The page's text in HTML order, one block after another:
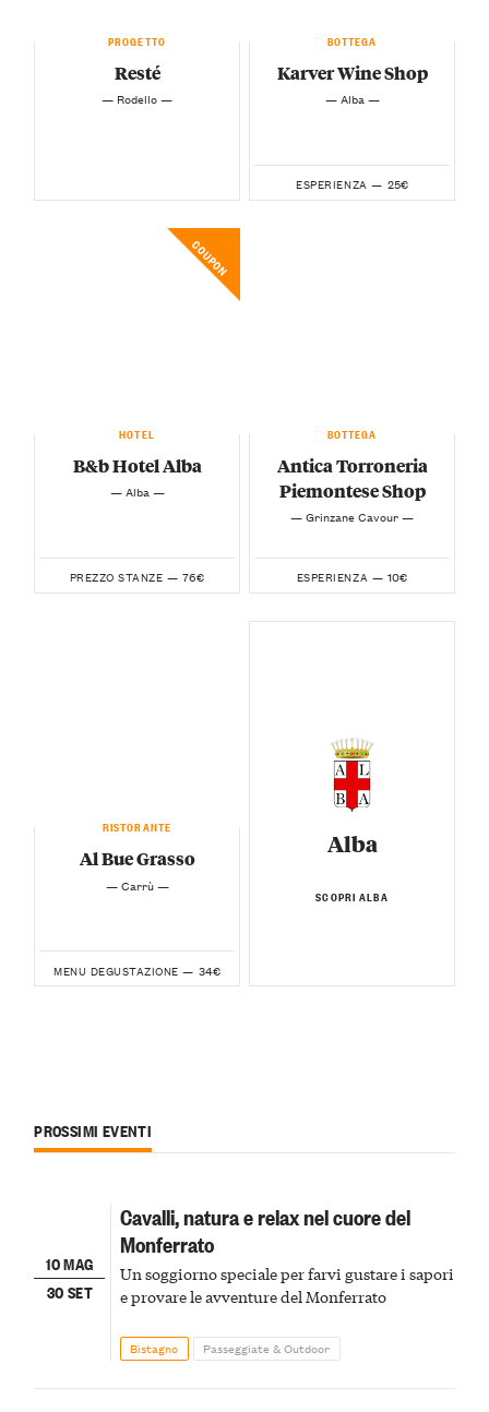
PROGETTO
Resté
— Rodello —
BOTTEGA
Karver Wine Shop
— Alba —
ESPERIENZA — 25€
COUPON
HOTEL
B&b Hotel Alba
— Alba —
PREZZO STANZE — 76€
BOTTEGA
Antica Torroneria
Piemontese Shop
— Grinzane Cavour —
ESPERIENZA — 10€
RISTORANTE
Al Bue Grasso
— Carrù —
MENU DEGUSTAZIONE — 34€
Alba
SCOPRI ALBA
PROSSIMI EVENTI
10 MAG
30 SET
Cavalli, natura e relax nel cuore del
Monferrato
Un soggiorno speciale per farvi gustare i sapori
e provare le avventure del Monferrato
Bistagno Passeggiate & Outdoor